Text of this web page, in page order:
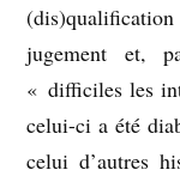
jugement et,
« difficiles les
celui-ci a été
celui d’autres